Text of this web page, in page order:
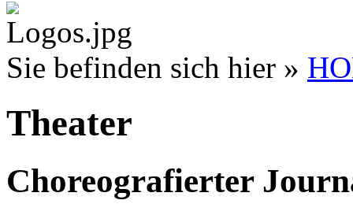
Sie befinden sich hier »
Theater
Choreografierter